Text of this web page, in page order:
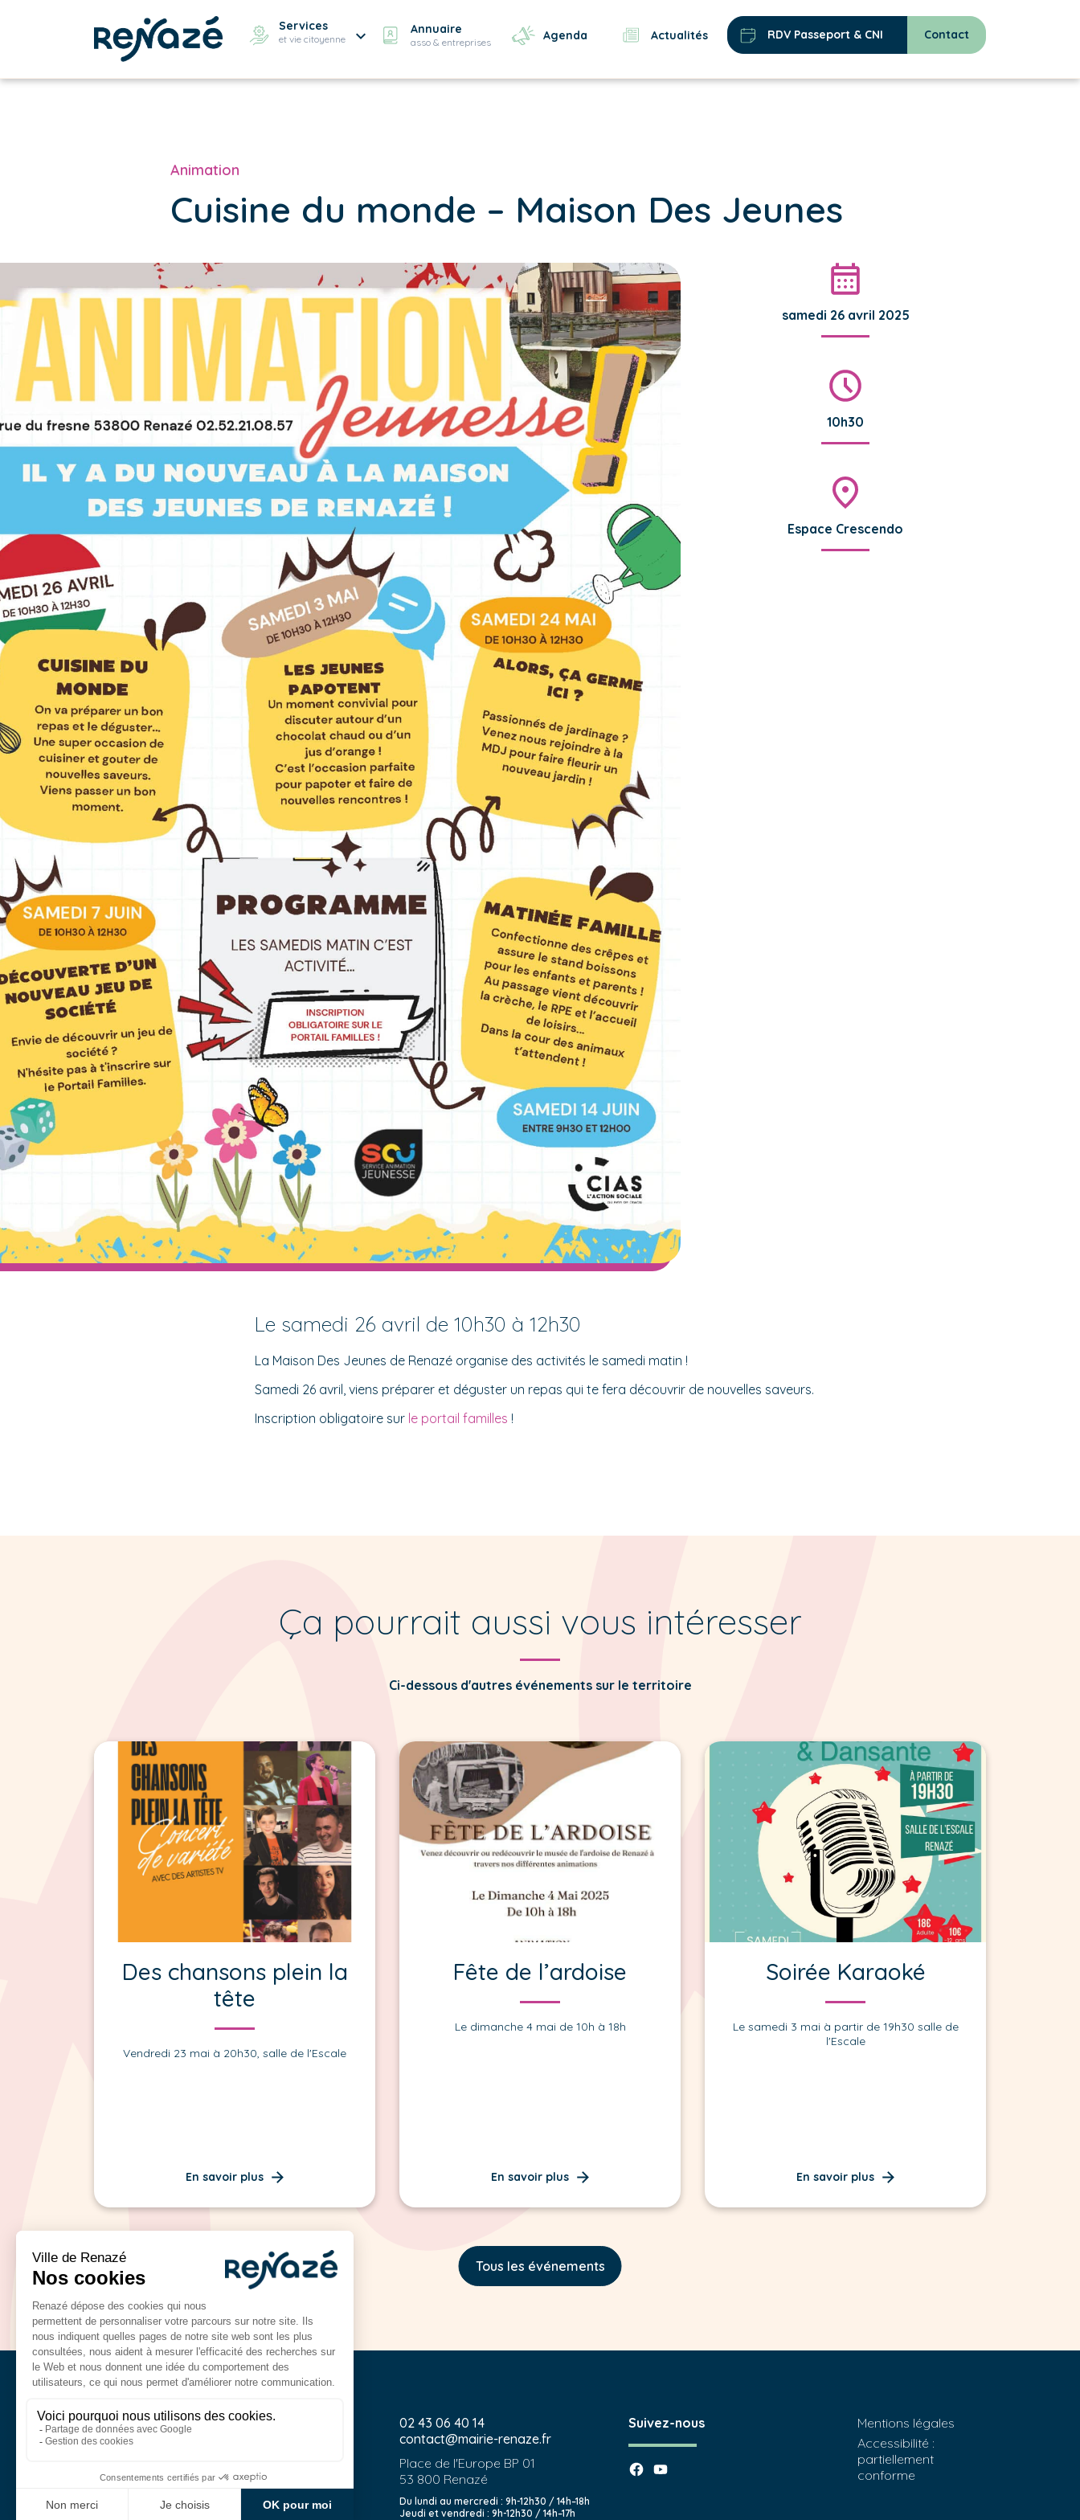
Services
et vie citoyenne
Annuaire
asso & entreprises Agenda Actualités RDV Passeport & CNI Contact
Animation
Cuisine du monde – Maison Des Jeunes
samedi 26 avril 2025
10h30
Espace Crescendo
Le samedi 26 avril de 10h30 à 12h30
La Maison Des Jeunes de Renazé organise des activités le samedi matin !
Samedi 26 avril, viens préparer et déguster un repas qui te fera découvrir de nouvelles saveurs.
Inscription obligatoire sur le portail familles !
Ça pourrait aussi vous intéresser
Ci-dessous d'autres événements sur le territoire
Des chansons plein la
tête
Vendredi 23 mai à 20h30, salle de l'Escale
En savoir plus
Fête de l’ardoise
Le dimanche 4 mai de 10h à 18h
En savoir plus
Soirée Karaoké
Le samedi 3 mai à partir de 19h30 salle de
l'Escale
En savoir plus
Tous les événements
02 43 06 40 14
contact@mairie-renaze.fr
Place de l'Europe BP 01
53 800 Renazé
Du lundi au mercredi : 9h-12h30 / 14h–18h
Jeudi et vendredi : 9h-12h30 / 14h–17h
Suivez-nous
Mentions légales
Accessibilité :
partiellement
conforme